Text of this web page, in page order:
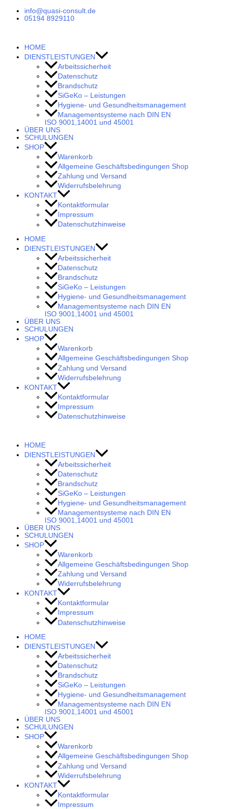
Inhalt
springen
info@quasi-consult.de
05194 8929110
HOME
DIENSTLEISTUNGEN
Arbeitssicherheit
Datenschutz
Brandschutz
SiGeKo – Leistungen
Hygiene- und Gesundheitsmanagement
Managementsysteme nach DIN EN
ISO 9001,14001 und 45001
ÜBER UNS
SCHULUNGEN
SHOP
Warenkorb
Allgemeine Geschäftsbedingungen Shop
Zahlung und Versand
Widerrufsbelehrung
KONTAKT
Kontaktformular
Impressum
Datenschutzhinweise
HOME
DIENSTLEISTUNGEN
Arbeitssicherheit
Datenschutz
Brandschutz
SiGeKo – Leistungen
Hygiene- und Gesundheitsmanagement
Managementsysteme nach DIN EN
ISO 9001,14001 und 45001
ÜBER UNS
SCHULUNGEN
SHOP
Warenkorb
Allgemeine Geschäftsbedingungen Shop
Zahlung und Versand
Widerrufsbelehrung
KONTAKT
Kontaktformular
Impressum
Datenschutzhinweise
HOME
DIENSTLEISTUNGEN
Arbeitssicherheit
Datenschutz
Brandschutz
SiGeKo – Leistungen
Hygiene- und Gesundheitsmanagement
Managementsysteme nach DIN EN
ISO 9001,14001 und 45001
ÜBER UNS
SCHULUNGEN
SHOP
Warenkorb
Allgemeine Geschäftsbedingungen Shop
Zahlung und Versand
Widerrufsbelehrung
KONTAKT
Kontaktformular
Impressum
Datenschutzhinweise
HOME
DIENSTLEISTUNGEN
Arbeitssicherheit
Datenschutz
Brandschutz
SiGeKo – Leistungen
Hygiene- und Gesundheitsmanagement
Managementsysteme nach DIN EN
ISO 9001,14001 und 45001
ÜBER UNS
SCHULUNGEN
SHOP
Warenkorb
Allgemeine Geschäftsbedingungen Shop
Zahlung und Versand
Widerrufsbelehrung
KONTAKT
Kontaktformular
Impressum
Menge